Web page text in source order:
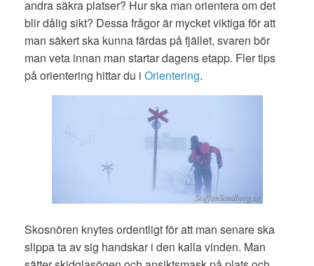
andra säkra platser? Hur ska man orientera om det
blir dålig sikt? Dessa frågor är mycket viktiga för att
man säkert ska kunna färdas på fjället, svaren bör
man veta innan man startar dagens etapp. Fler tips
på orientering hittar du i Orientering.
Skosnören knytes ordentligt för att man senare ska
slippa ta av sig handskar i den kalla vinden. Man